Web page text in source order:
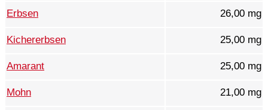
Erbsen 26,00 mg
Kichererbsen 25,00 mg
Amarant 25,00 mg
Mohn 21,00 mg